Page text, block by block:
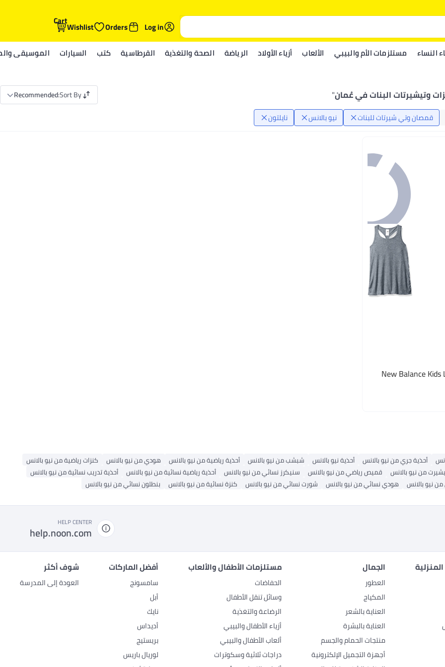
Log in
Orders
Wishlist
Cart
النساء مستلزمات الأم والبيبي الألعاب أزياء الأولاد الرياضة الصحة والتغذية القرطاسية كتب السيارات الموسيقى
وتيشيرتات البنات في عُمان"
Sort By
:
Recommended
قمصان وتي شيرتات للبنات نيو بالانس نايلتون
New Balance
أحذية جري من نيو بالانس أحذية نيو بالانس شبشب من نيو بالانس أحذية رياضية من نيو بالانس هودي من نيو بالانس
كنزات رياضية من نيو بالانس
من نيو بالانس قميص رياضي من نيو بالانس سنيكرز نسائي من نيو بالانس أحذية رياضية نسائية من نيو بالانس
أحذية تدريب نسائية من نيو بالانس
نيو بالانس هودي نسائي من نيو بالانس شورت نسائي من نيو بالانس كنزة نسائية من نيو بالانس
بنطلون نسائي من نيو بالانس
HELP CENTER
help.noon.com
الجمال
العطور
المكياج
العناية بالشعر
العناية بالبشرة
منتجات الحمام والجسم
أجهزة التجميل الإلكترونية
مستلزمات الأطفال والألعاب
الحفاضات
وسائل تنقل الأطفال
الرضاعة والتغذية
أزياء الأطفال والبيبي
ألعاب الأطفال والبيبي
دراجات ثلاثية وسكوترات
أفضل الماركات
سامسونج
أبل
نايك
أديداس
بريستيج
لوريال باريس
شوف أكثر
العودة إلى المدرسة